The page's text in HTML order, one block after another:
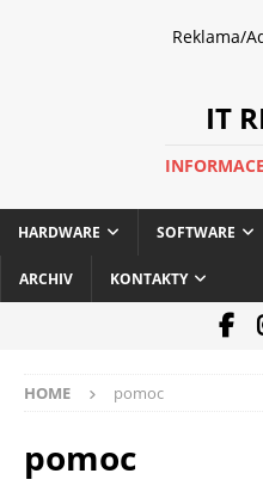
Reklama/
IT
HARDWARE SOFTWARE
ARCHIV KONTAKTY
HOME pomoc
pomoc